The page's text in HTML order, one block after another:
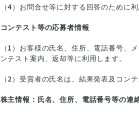
（4）お問合せ等に対する回答のために利
コンテスト等の応募者情報
（1）お客様の氏名、住所、電話番号、
ンテスト案内、返却等に利用します。
（2）受賞者の氏名は、結果発表及コン
株主情報：氏名、住所、電話番号等の連